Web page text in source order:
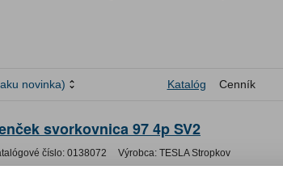
novinka) Katalóg Cenník
svorkovnica 97 4p SV2
číslo: 0138072 Výrobca: TESLA Stropkov